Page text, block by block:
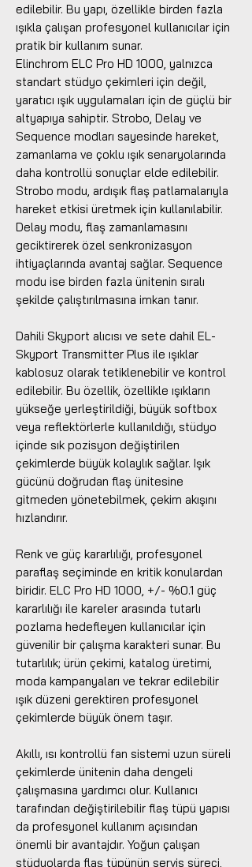
edilebilir. Bu yapı, özellikle birden fazla
ışıkla çalışan profesyonel kullanıcılar için
pratik bir kullanım sunar.
Elinchrom ELC Pro HD 1000, yalnızca
standart stüdyo çekimleri için değil,
yaratıcı ışık uygulamaları için de güçlü bir
altyapıya sahiptir. Strobo, Delay ve
Sequence modları sayesinde hareket,
zamanlama ve çoklu ışık senaryolarında
daha kontrollü sonuçlar elde edilebilir.
Strobo modu, ardışık flaş patlamalarıyla
hareket etkisi üretmek için kullanılabilir.
Delay modu, flaş zamanlamasını
geciktirerek özel senkronizasyon
ihtiyaçlarında avantaj sağlar. Sequence
modu ise birden fazla ünitenin sıralı
şekilde çalıştırılmasına imkan tanır.
Dahili Skyport alıcısı ve sete dahil EL-
Skyport Transmitter Plus ile ışıklar
kablosuz olarak tetiklenebilir ve kontrol
edilebilir. Bu özellik, özellikle ışıkların
yükseğe yerleştirildiği, büyük softbox
veya reflektörlerle kullanıldığı, stüdyo
içinde sık pozisyon değiştirilen
çekimlerde büyük kolaylık sağlar. Işık
gücünü doğrudan flaş ünitesine
gitmeden yönetebilmek, çekim akışını
hızlandırır.
Renk ve güç kararlılığı, profesyonel
paraflaş seçiminde en kritik konulardan
biridir. ELC Pro HD 1000, +/- %0.1 güç
kararlılığı ile kareler arasında tutarlı
pozlama hedefleyen kullanıcılar için
güvenilir bir çalışma karakteri sunar. Bu
tutarlılık; ürün çekimi, katalog üretimi,
moda kampanyaları ve tekrar edilebilir
ışık düzeni gerektiren profesyonel
çekimlerde büyük önem taşır.
Akıllı, ısı kontrollü fan sistemi uzun süreli
çekimlerde ünitenin daha dengeli
çalışmasına yardımcı olur. Kullanıcı
tarafından değiştirilebilir flaş tüpü yapısı
da profesyonel kullanım açısından
önemli bir avantajdır. Yoğun çalışan
stüdyolarda flaş tüpünün servis süreci,